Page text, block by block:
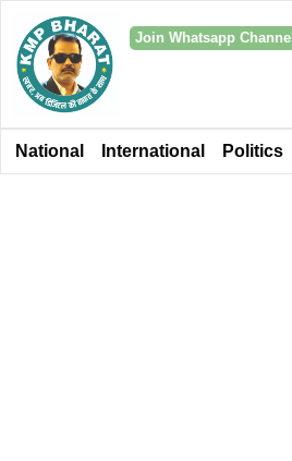
Join Whatsapp Channel
National International Politics